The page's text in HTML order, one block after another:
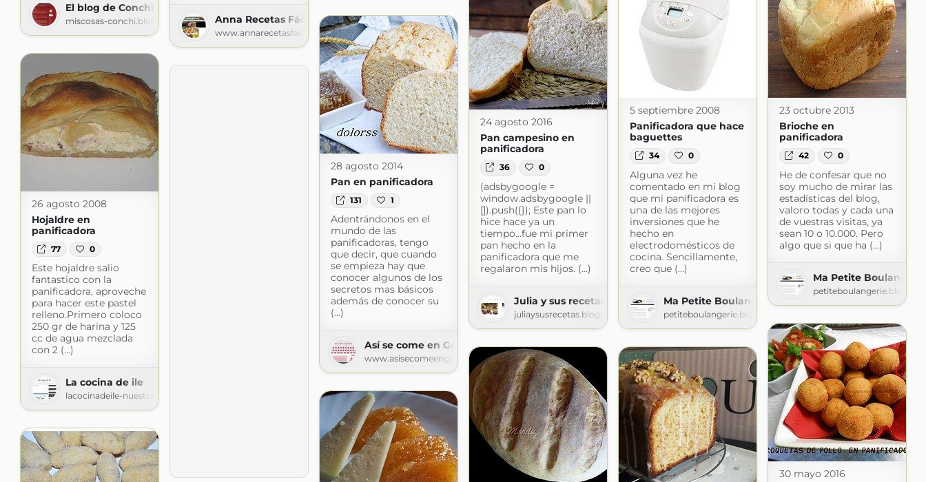
El blog de Conchi
miscosas-conchi.blogspot.com Anna Recetas Fáciles
www.annarecetasfaciles.com
5 septiembre 2008
Panificadora que hace
baguettes
34 0
Alguna vez he
comentado en mi blog
que mi panificadora es
una de las mejores
inversiones que he
hecho en
electrodomésticos de
cocina. Sencillamente,
creo que (...)
Ma Petite Boulangerie
petiteboulangerie.blogspot.com
23 octubre 2013
Brioche en
panificadora
42 0
He de confesar que no
soy mucho de mirar las
estadísticas del blog,
valoro todas y cada una
de vuestras visitas, ya
sean 10 o 10.000. Pero
algo que si que ha (...)
Ma Petite Boulangerie
24 agosto 2016
Pan campesino en
panificadora
36 0
(adsbygoogle =
window.adsbygoogle ||
[]).push({}); Este pan lo
hice hace ya un
tiempo...fue mi primer
pan hecho en la
panificadora que me
regalaron mis hijos. (...)
Julia y sus recetas
juliaysusrecetas.blogspot.com
28 agosto 2014
Pan en panificadora
131 1
Adentrándonos en el
mundo de las
panificadoras, tengo
que decir, que cuando
se empieza hay que
conocer algunos de los
secretos mas básicos
además de conocer su
(...)
Así se come en Granada
www.asisecomeengranada.com
26 agosto 2008
Hojaldre en
panificadora
77 0
Este hojaldre salio
fantastico con la
panificadora, aproveche
para hacer este pastel
relleno.Primero coloco
250 gr de harina y 125
cc de agua mezclada
con 2 (...)
La cocina de ile
lacocinadeile-nuestrasrecetas.blogspot.com
30 mayo 2016